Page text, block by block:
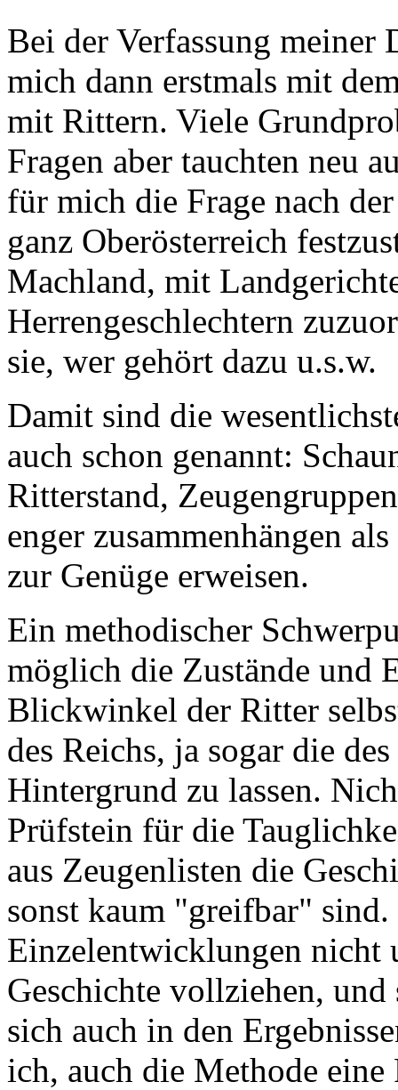
Bei der Verfassung meiner
mich dann erstmals mit
mit Rittern. Viele
Fragen aber tauchten neu
für mich die Frage nach
ganz Oberösterreich
Machland, mit
Herrengeschlechtern
sie, wer gehört dazu u.s.w.
Damit sind die
auch schon genannt:
Ritterstand,
enger zusammenhängen
zur Genüge erweisen.
Ein methodischer
möglich die Zustände und
Blickwinkel der Ritter
des Reichs, ja sogar die
Hintergrund zu lassen.
Prüfstein für die
aus Zeugenlisten die
sonst kaum "greifbar"
Einzelentwicklungen nicht
Geschichte vollziehen, und
sich auch in den
ich, auch die Methode eine